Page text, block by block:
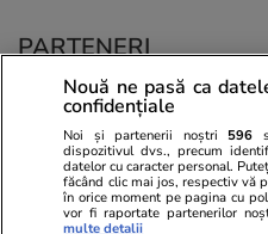
PARTENERI
Nouă ne pasă ca
confidențiale
Noi și partenerii noștri 596
dispozitivul dvs., precum
datelor cu caracter personal.
făcând clic mai jos, respectiv vă
în orice moment pe pagina cu
vor fi raportate partenerilor
multe detalii